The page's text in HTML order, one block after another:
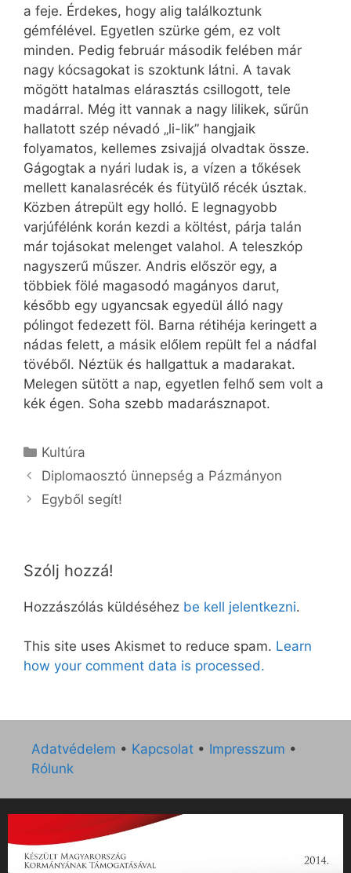
a feje. Érdekes, hogy alig találkoztunk
gémfélével. Egyetlen szürke gém, ez volt
minden. Pedig február második felében már
nagy kócsagokat is szoktunk látni. A tavak
mögött hatalmas elárasztás csillogott, tele
madárral. Még itt vannak a nagy lilikek, sűrűn
hallatott szép névadó „li-lik” hangjaik
folyamatos, kellemes zsivajjá olvadtak össze.
Gágogtak a nyári ludak is, a vízen a tőkések
mellett kanalas­récék és fütyülő récék úsztak.
Közben átrepült egy holló. E legnagyobb
varjúfélénk korán kezdi a költést, párja talán
már tojásokat melenget valahol. A teleszkóp
nagyszerű műszer. Andris először egy, a
többiek fölé magasodó magányos darut,
később egy ugyancsak egyedül álló nagy
pólingot fedezett föl. Barna rétihéja keringett a
nádas felett, a másik előlem repült fel a nádfal
tövéből. Néztük és hallgattuk a madarakat.
Melegen sütött a nap, egyetlen felhő sem volt a
kék égen. Soha szebb madarásznapot.
Kategória
Kultúra
Diplomaosztó ünnepség a Pázmányon
Egyből segít!
Szólj hozzá!
Hozzászólás küldéséhez be kell jelentkezni.
This site uses Akismet to reduce spam. Learn
how your comment data is processed.
Adatvédelem • Kapcsolat • Impresszum •
Rólunk